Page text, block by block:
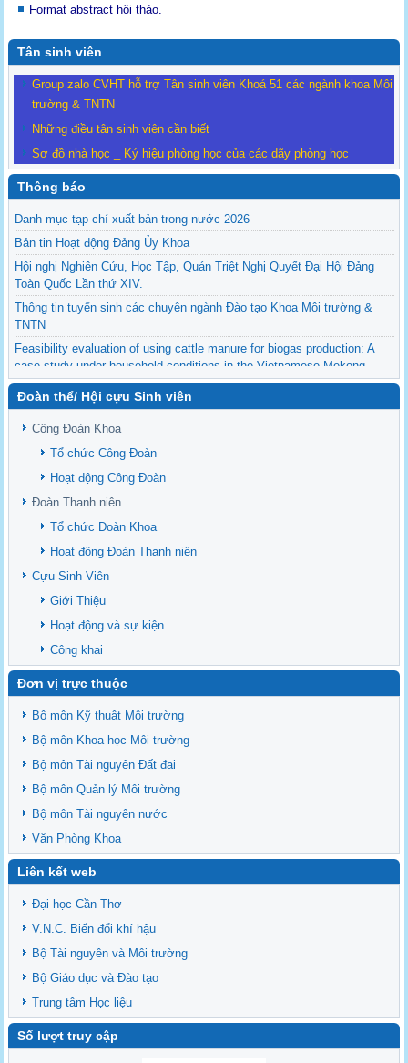
Format abstract hội thảo.
Tân sinh viên
Group zalo CVHT hỗ trợ Tân sinh viên Khoá 51 các ngành khoa Môi
trường & TNTN
Những điều tân sinh viên cần biết
Sơ đồ nhà học _ Ký hiệu phòng học của các dãy phòng học
Thông báo
Danh mục tạp chí xuất bản trong nước 2026
Bản tin Hoạt động Đảng Ủy Khoa
Hội nghị Nghiên Cứu, Học Tập, Quán Triệt Nghị Quyết Đại Hội Đảng
Toàn Quốc Lần thứ XIV.
Thông tin tuyển sinh các chuyên ngành Đào tạo Khoa Môi trường &
TNTN
Feasibility evaluation of using cattle manure for biogas production: A
case study under household conditions in the Vietnamese Mekong
Delta
Sediment properties in flood-based farming systems in the Vietnamese
upstream Mekong Delta
Danh mục tạp chí xuất bản Quốc Tế 2026
Danh Mục các Đề Tài NCKH cấp Tỉnh năm 2024
Văn bản - Quy định
Ban chấp hành Đảng bộ khoa
Đoàn thể/ Hội cựu Sinh viên
Công Đoàn Khoa
Tổ chức Công Đoàn
Hoạt động Công Đoàn
Đoàn Thanh niên
Tổ chức Đoàn Khoa
Hoạt động Đoàn Thanh niên
Cựu Sinh Viên
Giới Thiệu
Hoạt động và sự kiện
Công khai
Đơn vị trực thuộc
Bô môn Kỹ thuật Môi trường
Bộ môn Khoa học Môi trường
Bộ môn Tài nguyên Đất đai
Bộ môn Quản lý Môi trường
Bộ môn Tài nguyên nước
Văn Phòng Khoa
Liên kết web
Đại học Cần Thơ
V.N.C. Biến đổi khí hậu
Bộ Tài nguyên và Môi trường
Bộ Giáo dục và Đào tạo
Trung tâm Học liệu
Số lượt truy cập